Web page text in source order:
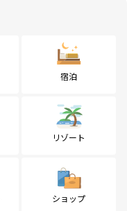
宿泊
リゾート
ショップ